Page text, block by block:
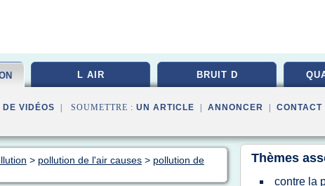
L AIR BRUIT D
VIDÉOS | SOUMETTRE : UN ARTICLE ANNONCER CONTACT
> pollution de l'air causes > pollution de
Thèmes
contre la